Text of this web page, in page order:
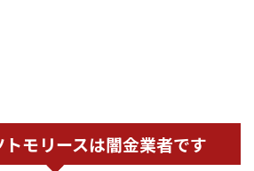
モリースは闇金業者です